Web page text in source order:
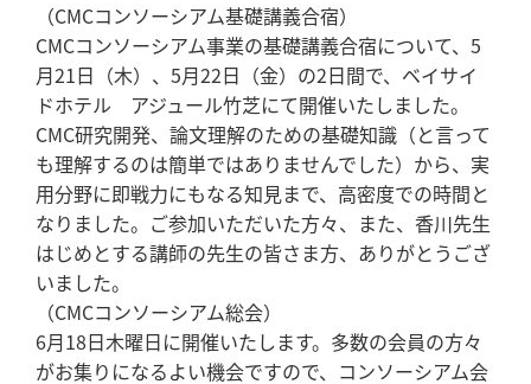
（CMCコンソーシアム基礎講義合宿）
CMCコンソーシアム事業の基礎講義合宿について、5
月21日（木）、5月22日（金）の2日間で、ベイサイ
ドホテル アジュール竹芝にて開催いたしました。
CMC研究開発、論文理解のための基礎知識（と言って
も理解するのは簡単ではありませんでした）から、実
用分野に即戦力にもなる知見まで、高密度での時間と
なりました。ご参加いただいた方々、また、香川先生
はじめとする講師の先生の皆さま方、ありがとうござ
いました。
（CMCコンソーシアム総会）
6月18日木曜日に開催いたします。多数の会員の方々
がお集りになるよい機会ですので、コンソーシアム会